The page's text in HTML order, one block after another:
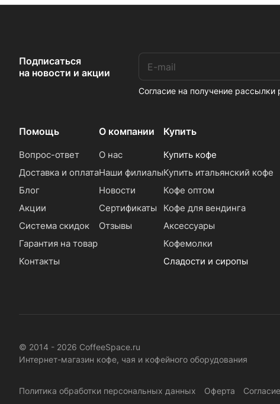
Подписаться
на новости и акции
Согласие на получение
Помощь
Вопрос-ответ
Доставка и оплата
Блог
Акции
Система скидок
Гарантия на товар
Контакты
О компании
О нас
Наши филиалы
Новости
Сертификаты
Отзывы
Купить
Купить кофе
Купить итальянский кофе
Кофе оптом
Кофе для вендинга
Аксессуары
Кофемолки
Сладости и сиропы
© 2014 - 2026 CoffeeSpace.ru
Интернет-магазин кофе, чая и кофейного оборудования
Политика обработки персональных данных Оферта